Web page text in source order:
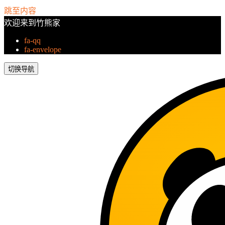
跳至内容
欢迎来到竹熊家
fa-qq
fa-envelope
切换导航